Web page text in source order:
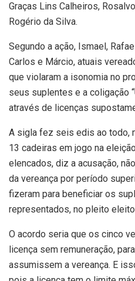
Graças Lins Calheiros,
Rogério da Silva.
Segundo a ação, Ismael,
Carlos e Márcio, atuais
que violaram a isonomia no
seus suplentes e a coligação
através de licenças
A sigla fez seis edis ao todo,
13 cadeiras em jogo na
elencados, diz a acusação,
da vereança por período
fizeram para beneficiar os
representados, no pleito
O acordo seria que os cinco
licença sem remuneração,
assumissem a vereança. E